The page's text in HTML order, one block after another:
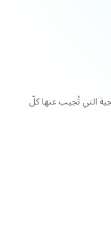
التي تُجيب عنها كلّ